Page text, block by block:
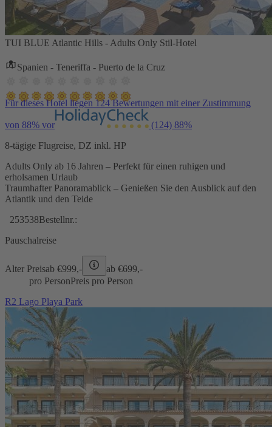
TUI BLUE Atlantic Hills - Adults Only Stil-Hotel
Spanien - Teneriffa - Puerto de la Cruz
Für dieses Hotel liegen 124 Bewertungen mit einer Zustimmung
von 88% vor (124) 88%
8-tägige Flugreise, DZ inkl. HP
Adults Only ab 16 Jahren – Perfekt für einen ruhigen und
erholsamen Urlaub
Traumhafter Panoramablick – Genießen Sie den Ausblick auf den
Atlantik und den Teide
253538Bestellnr.:
Pauschalreise
Alter Preisab €999,- ab €699,-
pro PersonPreis pro Person
R2 Lago Playa Park